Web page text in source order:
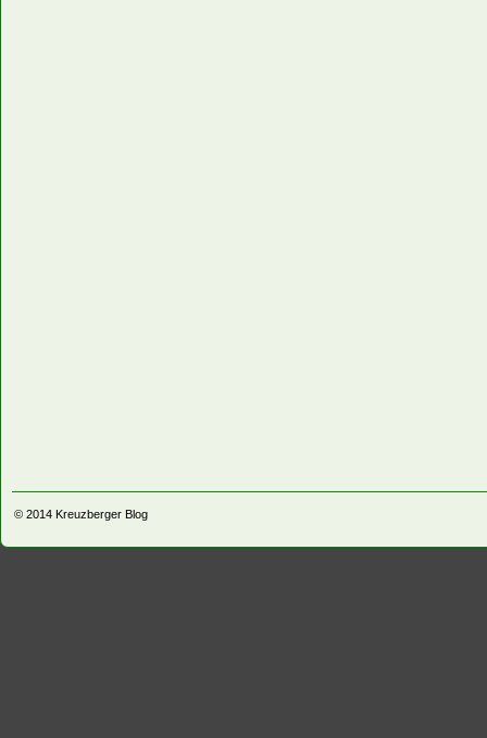
© 2014 Kreuzberger Blog